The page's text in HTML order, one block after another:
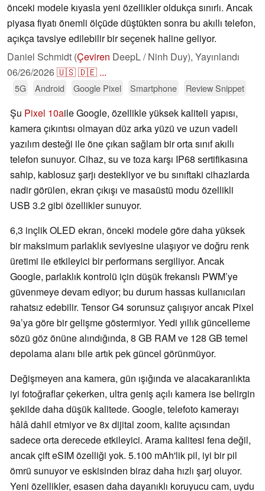
önceki modele kıyasla yeni özellikler oldukça sınırlı. Ancak
piyasa fiyatı önemli ölçüde düştükten sonra bu akıllı telefon,
açıkça tavsiye edilebilir bir seçenek haline geliyor.
Daniel Schmidt (Çeviren DeepL / Ninh Duy), Yayınlandı
06/26/2026🇺🇸🇩🇪 ...
5G Android Google Pixel Smartphone Review Snippet
Şu Pixel 10aile Google, özellikle yüksek kaliteli yapısı,
kamera çıkıntısı olmayan düz arka yüzü ve uzun vadeli
yazılım desteği ile öne çıkan sağlam bir orta sınıf akıllı
telefon sunuyor. Cihaz, su ve toza karşı IP68 sertifikasına
sahip, kablosuz şarjı destekliyor ve bu sınıftaki cihazlarda
nadir görülen, ekran çıkışı ve masaüstü modu özellikli
USB 3.2 gibi özellikler sunuyor.
6,3 inçlik OLED ekran, önceki modele göre daha yüksek
bir maksimum parlaklık seviyesine ulaşıyor ve doğru renk
üretimi ile etkileyici bir performans sergiliyor. Ancak
Google, parlaklık kontrolü için düşük frekanslı PWM’ye
güvenmeye devam ediyor; bu durum hassas kullanıcıları
rahatsız edebilir. Tensor G4 sorunsuz çalışıyor ancak Pixel
9a’ya göre bir gelişme göstermiyor. Yedi yıllık güncelleme
sözü göz önüne alındığında, 8 GB RAM ve 128 GB temel
depolama alanı bile artık pek güncel görünmüyor.
Değişmeyen ana kamera, gün ışığında ve alacakaranlıkta
iyi fotoğraflar çekerken, ultra geniş açılı kamera ise belirgin
şekilde daha düşük kalitede. Google, telefoto kamerayı
hâlâ dahil etmiyor ve 8x dijital zoom, kalite açısından
sadece orta derecede etkileyici. Arama kalitesi fena değil,
ancak çift eSIM özelliği yok. 5.100 mAh'lik pil, iyi bir pil
ömrü sunuyor ve eskisinden biraz daha hızlı şarj oluyor.
Yeni özellikler, esasen daha dayanıklı koruyucu cam, uydu